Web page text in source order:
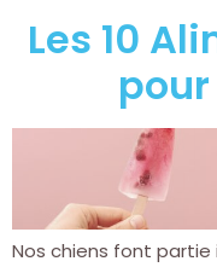
Les 10
Nos chiens font